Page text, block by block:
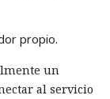
propio.
un
al servicio